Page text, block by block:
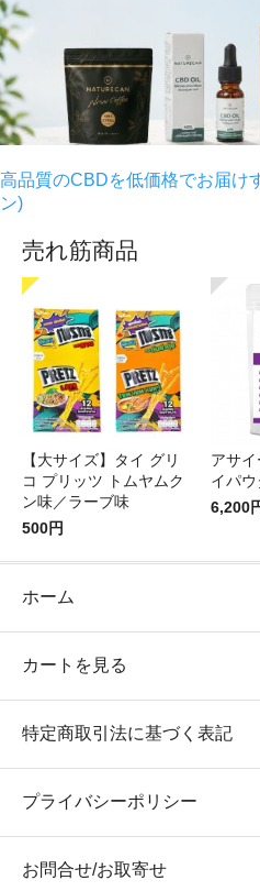
高品質のCBDを低価格でお届け
ン)
売れ筋商品
【大サイズ】タイ グリ
コ プリッツ トムヤムク
ン味／ラーブ味
500円
アサ
イパ
6,200
ホーム
カートを見る
特定商取引法に基づく表記
プライバシーポリシー
お問合せ/お取寄せ